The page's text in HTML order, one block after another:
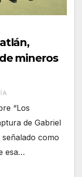
mineros
“Los
de Gabriel
señalado como
esa…